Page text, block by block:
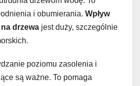
i obumierania. Wpływ
drzewa jest duży, szczególnie
poziomu zasolenia i
są ważne. To pomaga